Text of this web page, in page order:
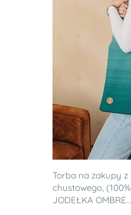
Torba na zakupy z
chustowego,
JODEŁKA OMBRE...